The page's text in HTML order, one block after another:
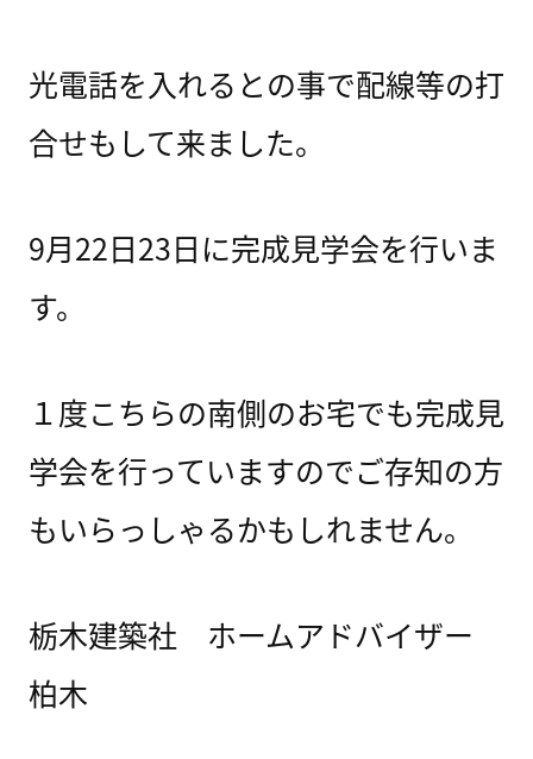
光電話を入れるとの事で配線等の打
合せもして来ました。
9月22日23日に完成見学会を行いま
す。
１度こちらの南側のお宅でも完成見
学会を行っていますのでご存知の方
もいらっしゃるかもしれません。
栃木建築社 ホームアドバイザー
柏木